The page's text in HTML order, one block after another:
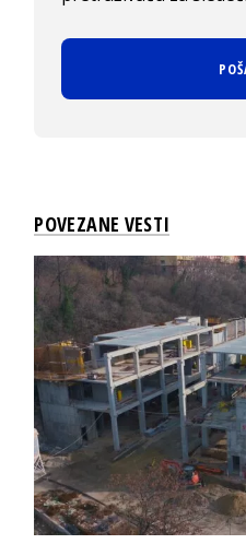
POVEZANE VESTI